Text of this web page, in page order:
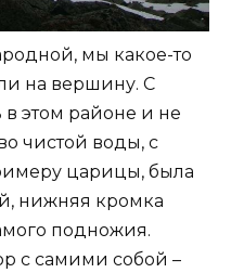
мы какое-то
на вершину. С
этом районе и не
чистой воды, с
царицы, была
нижняя кромка
подножия.
с самими собой –